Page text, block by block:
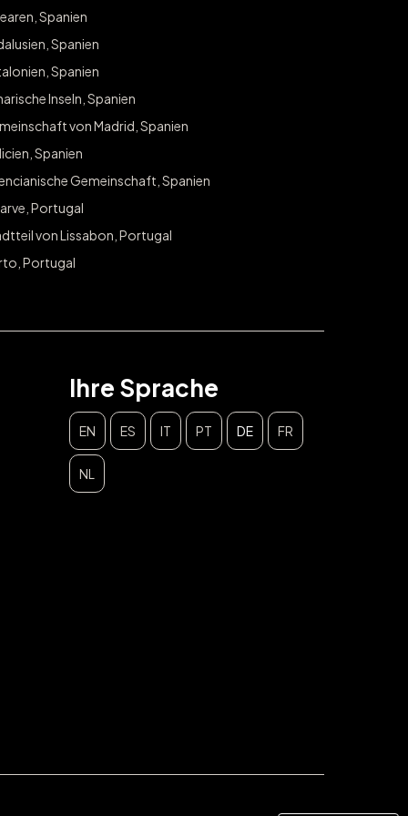
Spanien
Spanien
Spanien
Inseln, Spanien
von Madrid, Spanien
Spanien
Gemeinschaft, Spanien
Portugal
von Lissabon, Portugal
Portugal
Ihre Sprache
EN ES IT PT DE FR
NL
Melden Sie sich an, um exklusiven Zugang zu Gewinnspielen und
E-Mail